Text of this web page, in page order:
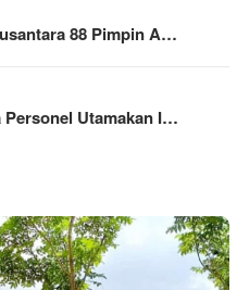
88 Pimpin A…
Utamakan I…